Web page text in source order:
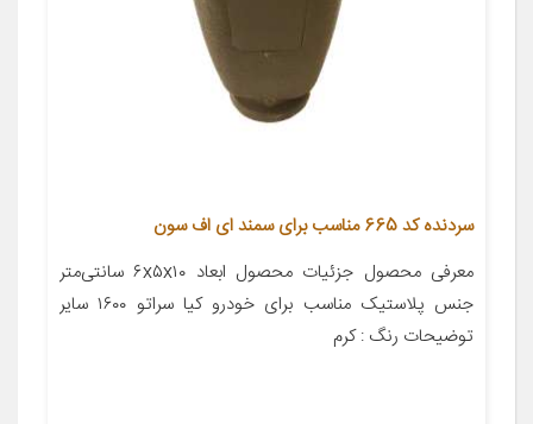
سردنده کد 665 مناسب برای سمند ای اف سون
معرفی محصول جزئیات محصول ابعاد ۶x۵x۱۰ سانتی‌متر
جنس پلاستیک مناسب برای خودرو کیا سراتو ۱۶۰۰ سایر
توضیحات رنگ : کرم